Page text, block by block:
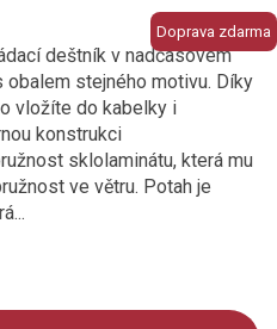
Doprava zdarma
deštník v nadčasovém
stejného motivu. Díky
vložíte do kabelky i
konstrukci
sklolaminátu, která mu
ve větru. Potah je